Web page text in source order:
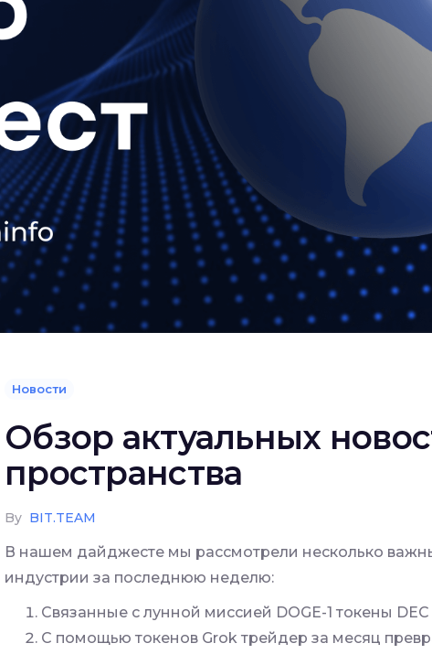
Новости
Обзор актуальных
пространства
By BIT.TEAM
В нашем дайджесте мы рассмотрели несколько
индустрии за последнюю неделю:
Cвязанные с лунной миссией DOGE-1 токены DEC
С помощью токенов Grok трейдер за месяц